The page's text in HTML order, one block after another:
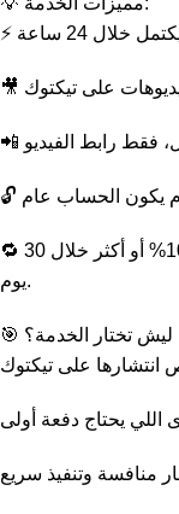
🔁 ضمان إعادة التعبئة: في حال النقص بنسبة 10% أو أكثر خلال 30
يوم.
🎯 ليش تختار الخدمة؟